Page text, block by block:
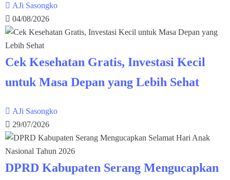
AJi Sasongko
04/08/2026
Cek Kesehatan Gratis, Investasi Kecil
untuk Masa Depan yang Lebih Sehat
AJi Sasongko
29/07/2026
DPRD Kabupaten Serang Mengucapkan